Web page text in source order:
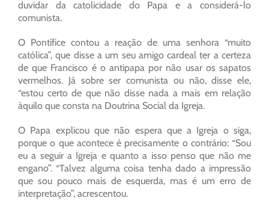
duvidar da catolicidade do Papa e a considerá-lo
comunista.
O Pontífice contou a reação de uma senhora “muito
católica”, que disse a um seu amigo cardeal ter a certeza
de que Francisco é o antipapa por não usar os sapatos
vermelhos. Já sobre ser comunista ou não, disse ele,
“estou certo de que não disse nada a mais em relação
àquilo que consta na Doutrina Social da Igreja.
O Papa explicou que não espera que a Igreja o siga,
porque o que acontece é precisamente o contrário: “Sou
eu a seguir a Igreja e quanto a isso penso que não me
engano”. “Talvez alguma coisa tenha dado a impressão
que sou pouco mais de esquerda, mas é um erro de
interpretação”, acrescentou.